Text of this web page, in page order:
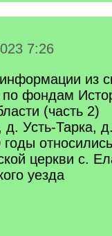
7:26
из
по фондам
(часть 2)
д. Усть-Тарка,
церкви с.
уезда